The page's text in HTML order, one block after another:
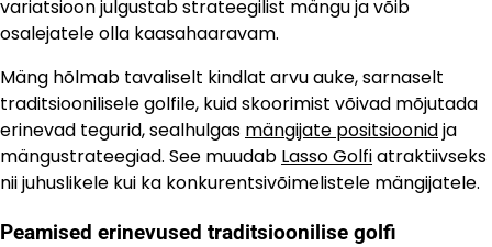
variatsioon julgustab strateegilist mängu ja võib
osalejatele olla kaasahaaravam.
Mäng hõlmab tavaliselt kindlat arvu auke, sarnaselt
traditsioonilisele golfile, kuid skoorimist võivad mõjutada
erinevad tegurid, sealhulgas mängijate positsioonidja
mängustrateegiad. See muudab Lasso Golfiatraktiivseks
nii juhuslikele kui ka konkurentsivõimelistele mängijatele.
Peamised erinevused traditsioonilise golfi